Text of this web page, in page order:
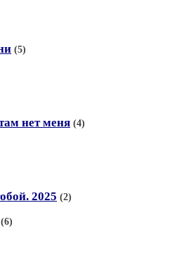
(5)
нет меня (4)
2025 (2)
(6)